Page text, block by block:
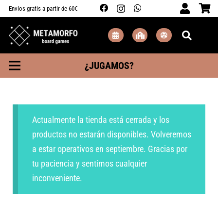
Envíos gratis a partir de 60€
¿JUGAMOS?
Actualmente la tienda está cerrada y los
productos no estarán disponibles. Volveremos
a estar operativos en septiembre. Gracias por
tu paciencia y sentimos cualquier
inconveniente.